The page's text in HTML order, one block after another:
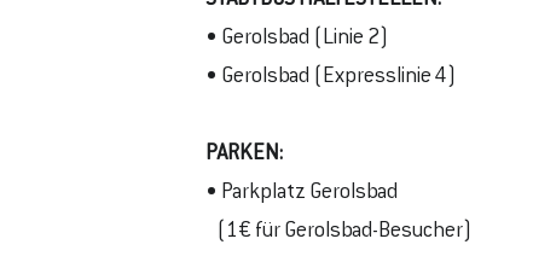
• Gerolsbad (Linie 2)
• Gerolsbad (Expresslinie 4)
PARKEN:
• Parkplatz Gerolsbad
(1€ für Gerolsbad-Besucher)